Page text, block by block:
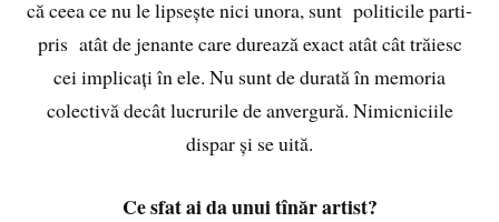
că ceea ce nu le lipsește nici unora, sunt politicile parti-
pris atât de jenante care durează exact atât cât trăiesc
cei implicați în ele. Nu sunt de durată în memoria
colectivă decât lucrurile de anvergură. Nimicniciile
dispar și se uită.
Ce sfat ai da unui tînăr artist?